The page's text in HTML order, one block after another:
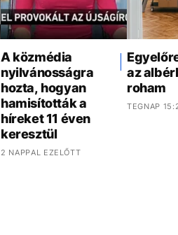
A közmédia
nyilvánosságra
hozta, hogyan
hamisították a
híreket 11 éven
keresztül
2 NAPPAL EZELŐTT
az
roham
TEGNAP